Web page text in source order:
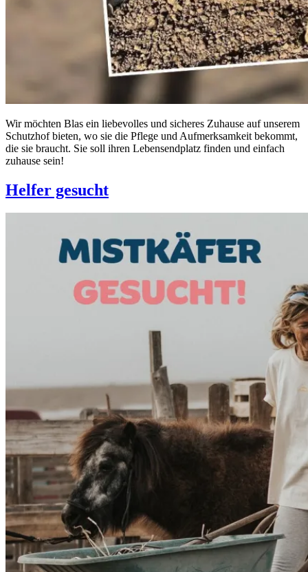
Wir möchten Blas ein liebevolles und sicheres Zuhause auf unserem
Schutzhof bieten, wo sie die Pflege und Aufmerksamkeit bekommt,
die sie braucht. Sie soll ihren Lebensendplatz finden und einfach
zuhause sein!
Helfer gesucht